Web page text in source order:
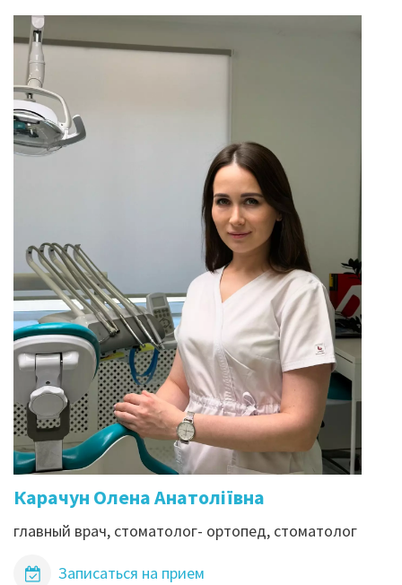
Карачун Олена Анатоліївна
главный врач, стоматолог- ортопед, стоматолог
Записаться на прием